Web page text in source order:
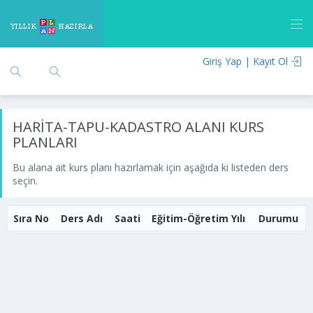
Giriş Yap | Kayıt Ol
HARİTA-TAPU-KADASTRO ALANI KURS
PLANLARI
Bu alana ait kurs planı hazırlamak için aşağıda ki listeden ders
seçin.
Sıra No Ders Adı Saati Eğitim-Öğretim Yılı Durumu